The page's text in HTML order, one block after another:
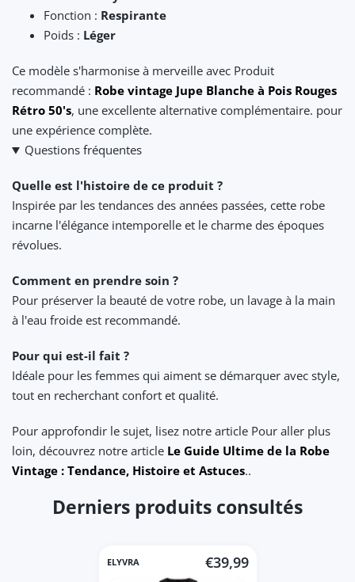
Fonction : Respirante
Poids : Léger
Ce modèle s'harmonise à merveille avec Produit
recommandé : Robe vintage Jupe Blanche à Pois Rouges
Rétro 50's, une excellente alternative complémentaire. pour
une expérience complète.
Questions fréquentes
Quelle est l'histoire de ce produit ?
Inspirée par les tendances des années passées, cette robe
incarne l'élégance intemporelle et le charme des époques
révolues.
Comment en prendre soin ?
Pour préserver la beauté de votre robe, un lavage à la main
à l'eau froide est recommandé.
Pour qui est-il fait ?
Idéale pour les femmes qui aiment se démarquer avec style,
tout en recherchant confort et qualité.
Pour approfondir le sujet, lisez notre article Pour aller plus
loin, découvrez notre article Le Guide Ultime de la Robe
Vintage : Tendance, Histoire et Astuces..
Derniers produits consultés
ELYVRA €39,99